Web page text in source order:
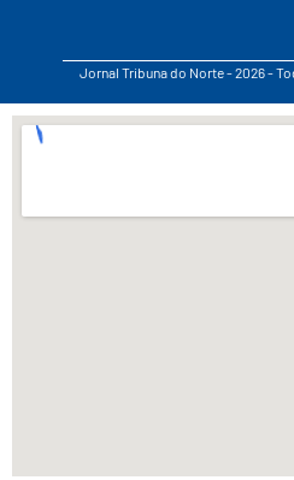
Jornal Tribuna do Norte - 2026 -